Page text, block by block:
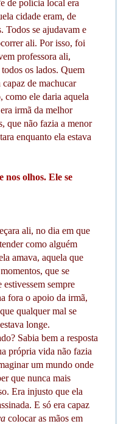
de polícia local era
cidade eram, de
Todos se ajudavam e
ali. Por isso, foi
professora ali,
os lados. Quem
de machucar
como ele daria aquela
irmã da melhor
que não fazia a menor
enquanto ela estava
olhos. Ele se
ali, no dia em que
como alguém
amava, aquela que
que se
sempre
fora o apoio da irmã,
qualquer mal se
longe.
Sabia bem a resposta
própria vida não fazia
um mundo onde
que nunca mais
Era injusto que ela
E só era capaz
colocar as mãos em